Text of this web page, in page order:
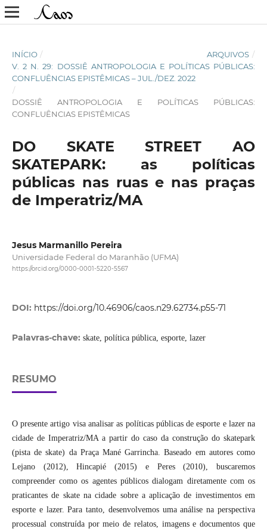
INÍCIO / ARQUIVOS /
V. 2 N. 29: DOSSIÊ ANTROPOLOGIA E POLÍTICAS PÚBLICAS:
CONFLUÊNCIAS EPISTÊMICAS – JUL./DEZ. 2022
/
DOSSIÊ ANTROPOLOGIA E POLÍTICAS PÚBLICAS:
CONFLUÊNCIAS EPISTÊMICAS
DO SKATE STREET AO
SKATEPARK: as políticas
públicas nas ruas e nas praças
de Imperatriz/MA
Jesus Marmanillo Pereira
Universidade Federal do Maranhão (UFMA)
https://orcid.org/0000-0001-5220-5567
DOI: https://doi.org/10.46906/caos.n29.62734.p55-71
Palavras-chave: skate, política pública, esporte, lazer
RESUMO
O presente artigo visa analisar as políticas públicas de esporte e lazer na
cidade de Imperatriz/MA a partir do caso da construção do skatepark
(pista de skate) da Praça Mané Garrincha. Baseado em autores como
Lejano (2012), Hincapié (2015) e Peres (2010), buscaremos
compreender como os agentes públicos dialogam diretamente com os
praticantes de skate na cidade sobre a aplicação de investimentos em
esporte e lazer. Para tanto, desenvolvemos uma análise na perspectiva
processual construída por meio de relatos, imagens e documentos que